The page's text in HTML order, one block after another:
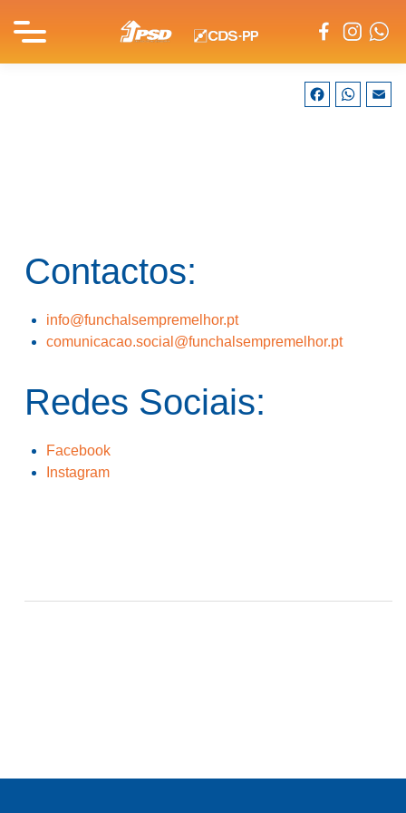
Facebook
Contactos:
info@funchalsempremelhor.pt
comunicacao.social@funchalsempremelhor.pt
Redes Sociais:
Facebook
Instagram